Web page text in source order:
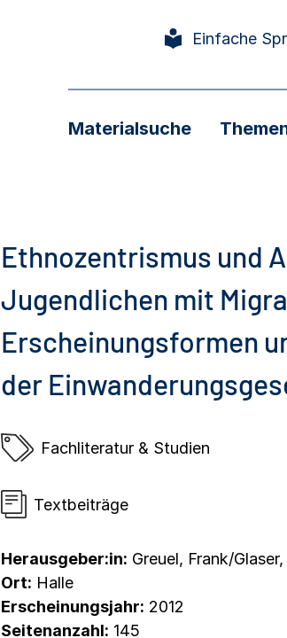
Einfache
Materialsuche
Ethnozentrismus und
Jugendlichen mit
Erscheinungsformen
der
Fachliteratur & Studien
Textbeiträge
Herausgeber:in: Greuel, Frank/
Ort: Halle
Erscheinungsjahr: 2012
Seitenanzahl: 145